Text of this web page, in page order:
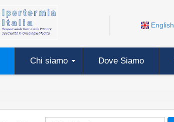
English
Chi siamo Dove Siamo